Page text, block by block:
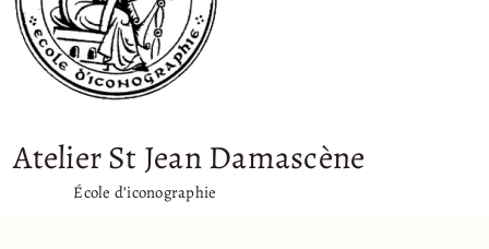
Atelier St Jean Damascène
École d’iconographie